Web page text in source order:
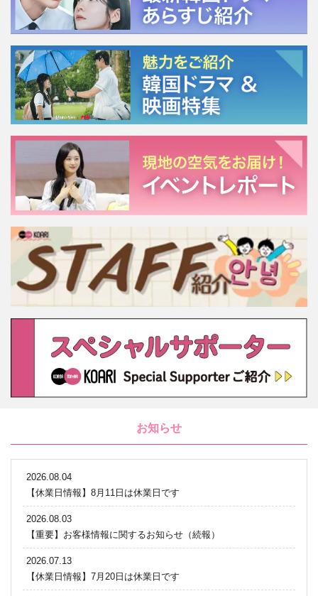
お知らせ
2026.08.04
【休業日情報】8月11日は休業日です
2026.08.03
【重要】お客様情報に関するお知らせ（続報）
2026.07.13
【休業日情報】7月20日は休業日です